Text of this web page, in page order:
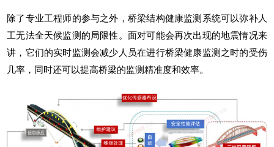
除了专业工程师的参与之外， 桥梁结构健康监测系统可以弥补人
工无法全天候监测的局限性。面对可能会再次出现的地震情况来
讲，它们的实时监测会减少人员在进行桥梁健康监测之时的受伤
几率，同时还可以提高桥梁的监测精准度和效率。